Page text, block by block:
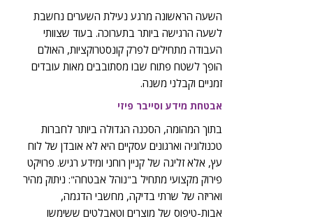
השעה הראשונה מרגע נעילת השערים נחשבת
לשעה הרגישה ביותר בתערוכה. בעוד שצוותי
העבודה מתחילים לפרק קונסטרוקציות, האולם
הופך לשטח פתוח שבו מסתובבים מאות עובדים
זמניים וקבלני משנה.
אבטחת מידע וסייבר פיזי
בתוך המהומה, הסכנה הגדולה ביותר לחברות
טכנולוגיה וארגונים עסקיים היא לא אובדן של לוח
עץ, אלא זליגה של קניין רוחני ומידע רגיש. פרויקט
פירוק מקצועי מתחיל ב"נוהל אבטחה": ניתוק מהיר
ואריזה של שרתי בדיקה, מחשבי הדגמה,
אבות-טיפוס של מוצרים וטאבלטים ששימשו